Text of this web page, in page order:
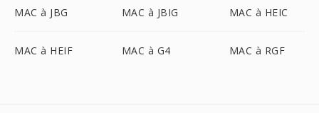
MAC à JBG MAC à JBIG MAC à HEIC
MAC à HEIF MAC à G4 MAC à RGF